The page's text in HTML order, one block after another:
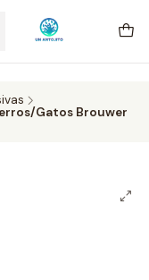
GRATIS mismo
desde CLP 39.900.
14 hrs.
Gatos Brouwer